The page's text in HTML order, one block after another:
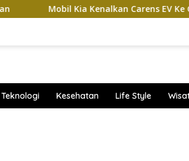
Mobil Kia Kenalkan Carens EV Ke GIIAS
Teknologi Kesehatan Life Style